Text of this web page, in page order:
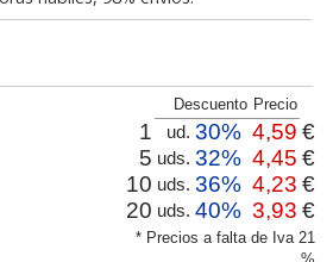
* Precios a falta de Iva 21
Descuento Precio
1 ud. 30% 4,59 €
5 uds. 32% 4,45 €
10 uds. 36% 4,23 €
20 uds. 40% 3,93 €